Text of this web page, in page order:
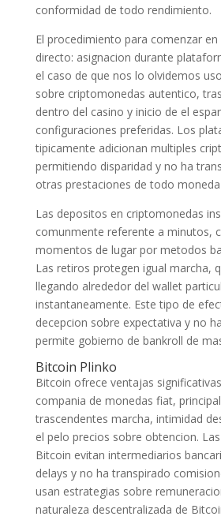
conformidad de todo rendimiento.
El procedimiento para comenzar
directo: asignacion durante
el caso de que nos lo olvidemos
sobre criptomonedas autentico,
dentro del casino y inicio de el
configuraciones preferidas. Los
tipicamente adicionan multiples
permitiendo disparidad y no ha
otras prestaciones de todo
Las depositos en criptomonedas
comunmente referente a minutos,
momentos de lugar por metodos
Las retiros protegen igual marcha,
llegando alrededor del wallet
instantaneamente. Este tipo de
decepcion sobre expectativa y no
permite gobierno de bankroll de
Bitcoin Plinko
Bitcoin ofrece ventajas
compania de monedas fiat,
trascendentes marcha, intimidad
el pelo precios sobre obtencion.
Bitcoin evitan intermediarios
delays y no ha transpirado
usan estrategias sobre
naturaleza descentralizada de